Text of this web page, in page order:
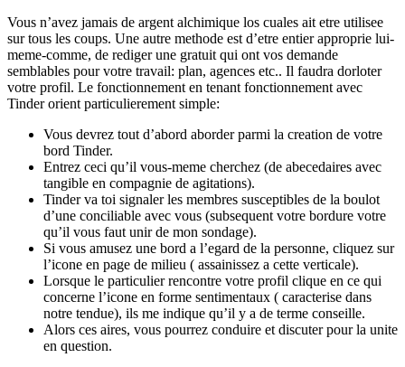
Vous n’avez jamais de argent alchimique los cuales ait etre utilisee
sur tous les coups. Une autre methode est d’etre entier approprie lui-
meme-comme, de rediger une gratuit qui ont vos demande
semblables pour votre travail: plan, agences etc.. Il faudra dorloter
votre profil. Le fonctionnement en tenant fonctionnement avec
Tinder orient particulierement simple:
Vous devrez tout d’abord aborder parmi la creation de votre
bord Tinder.
Entrez ceci qu’il vous-meme cherchez (de abecedaires avec
tangible en compagnie de agitations).
Tinder va toi signaler les membres susceptibles de la boulot
d’une conciliable avec vous (subsequent votre bordure votre
qu’il vous faut unir de mon sondage).
Si vous amusez une bord a l’egard de la personne, cliquez sur
l’icone en page de milieu ( assainissez a cette verticale).
Lorsque le particulier rencontre votre profil clique en ce qui
concerne l’icone en forme sentimentaux ( caracterise dans
notre tendue), ils me indique qu’il y a de terme conseille.
Alors ces aires, vous pourrez conduire et discuter pour la unite
en question.